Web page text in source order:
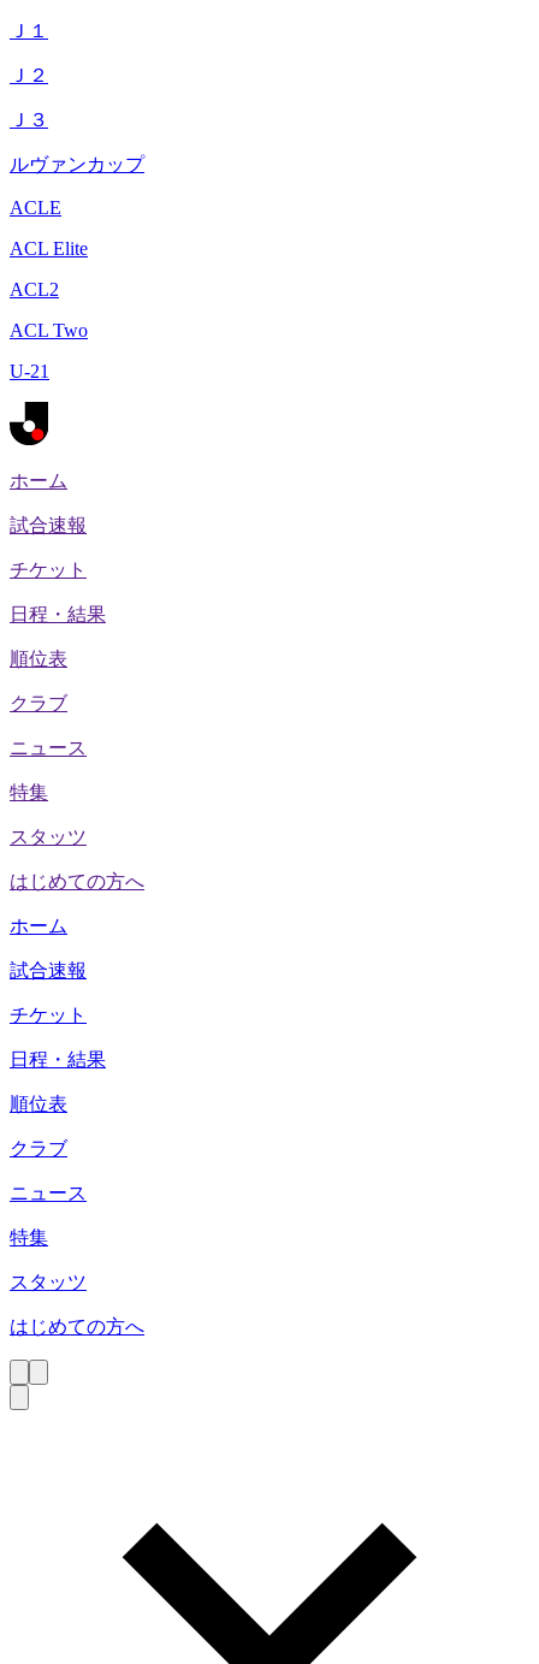
Ｊ１
Ｊ２
Ｊ３
ルヴァンカップ
ACLE
ACL Elite
ACL2
ACL Two
U-21
ホーム
試合速報
チケット
日程・結果
順位表
クラブ
ニュース
特集
スタッツ
はじめての方へ
ホーム
試合速報
チケット
日程・結果
順位表
クラブ
ニュース
特集
スタッツ
はじめての方へ